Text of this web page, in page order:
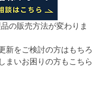
の販売方法が変わりま
新をご検討の方はもちろ
まいお困りの方もこちら